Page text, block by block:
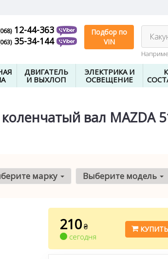
12-44-363
35-34-144
Подбор по
VIN
ДВИГАТЕЛЬ
И ВЫХЛОП
ЭЛЕКТРИКА И
ОСВЕЩЕНИЕ
вал MAZDA
марку Выберите модель
210 ₴
сегодня
КУПИТЬ